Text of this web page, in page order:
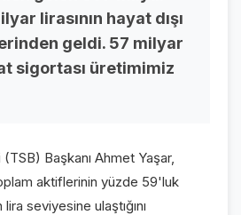
lirasının hayat dışı
geldi. 57 milyar
sigortası üretimimiz
Başkanı Ahmet Yaşar,
aktiflerinin yüzde 59'luk
seviyesine ulaştığını